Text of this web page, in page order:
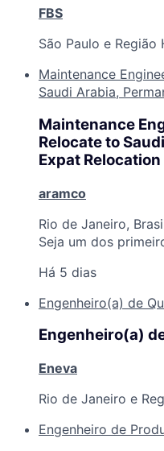
FBS
São Paulo e Região
Maintenance
Saudi Arabia,
Maintenance
Relocate to
Expat Relocation
aramco
Rio de Janeiro,
Seja um dos
Há 5 dias
Engenheiro(a) de
Engenheiro(a)
Eneva
Rio de Janeiro e
Engenheiro de